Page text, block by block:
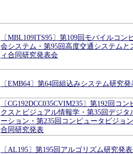
〔MBL109ITS95〕第109回モバイルコン
会システム・第95回高度交通システムと
ィ合同研究発表会
〔EMB64〕第64回組込みシステム研究発
〔CG192DCC035CVIM235〕第192回コ
クスとビジュアル情報学・第35回デジタ
ーション・第235回コンピュータビジョ
合同研究発表
〔AL195〕第195回アルゴリズム研究発